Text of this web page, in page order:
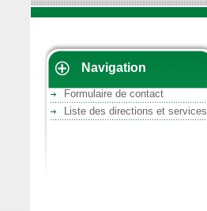
Navigation
Formulaire de contact
Liste des directions et services